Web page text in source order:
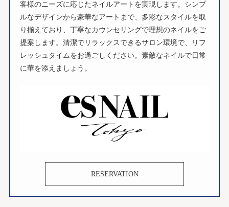
客様のニーズに応じたネイルアートを実現します。シンプ
ルなデザインから豪華なアートまで、多彩なスタイルを取
り揃えており、丁寧なカウンセリングで理想のネイルをご
提案します。清潔でリラックスできるサロン環境で、リフ
レッシュタイムをお過ごしください。素敵なネイルで日常
に華を添えましょう。
RESERVATION